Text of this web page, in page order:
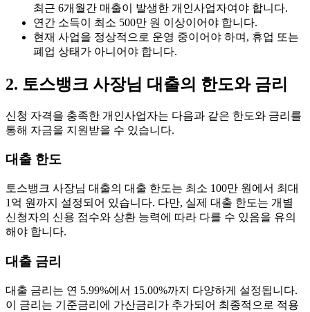
최근 6개월간 매출이 발생한 개인사업자여야 합니다.
연간 소득이 최소 500만 원 이상이어야 합니다.
현재 사업을 정상적으로 운영 중이어야 하며, 휴업 또는
폐업 상태가 아니어야 합니다.
2. 토스뱅크 사장님 대출의 한도와 금리
신청 자격을 충족한 개인사업자는 다음과 같은 한도와 금리를
통해 자금을 지원받을 수 있습니다.
대출 한도
토스뱅크 사장님 대출의 대출 한도는 최소 100만 원에서 최대
1억 원까지 설정되어 있습니다. 다만, 실제 대출 한도는 개별
신청자의 신용 점수와 상환 능력에 따라 다를 수 있음을 유의
해야 합니다.
대출 금리
대출 금리는 연 5.99%에서 15.00%까지 다양하게 설정됩니다.
이 금리는 기준금리에 가산금리가 추가되어 최종적으로 적용